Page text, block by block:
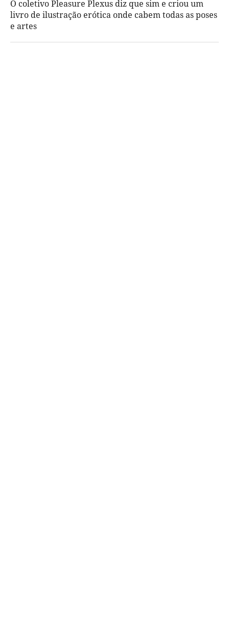
O coletivo Pleasure Plexus diz que sim e criou um
livro de ilustração erótica onde cabem todas as poses
e artes